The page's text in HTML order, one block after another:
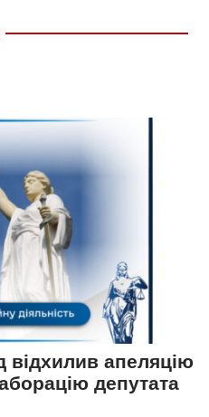
відхилив апеляцію
депутата